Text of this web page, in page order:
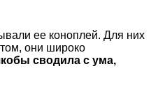
ее коноплей. Для них
они широко
сводила с ума,